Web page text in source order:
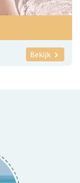
Bekijk